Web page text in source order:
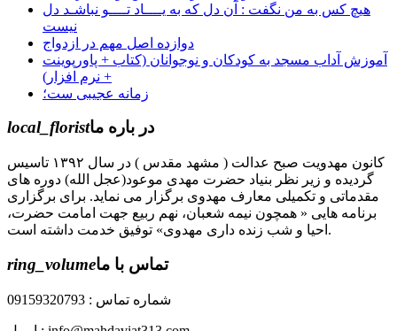
هیچ کس به من نگفت : آن دل که به یــــاد تــــو نباشـد دل
نیست
دوازده اصل مهم در ازدواج
آموزش آداب مسجد به کودکان و نوجوانان (کتاب + پاورپوینت
+ نرم افزار)
زمانه عجیبی ست؛
local_floristدر باره ما
کانون مهدویت صبح عدالت ( مشهد مقدس ) در سال ۱۳۹۲ تاسیس
گردیده و زیر نظر بنیاد حضرت مهدی موعود(عجل الله) دوره های
مقدماتی و تکمیلی معارف مهدوی برگزار می نماید. برای برگزاری
برنامه هایی « همچون نیمه شعبان، نهم ربیع جهت امامت حضرت،
احیا و شب زنده داری مهدوی» توفیق خدمت داشته است.
ring_volumeتماس با ما
شماره تماس : 09159320793